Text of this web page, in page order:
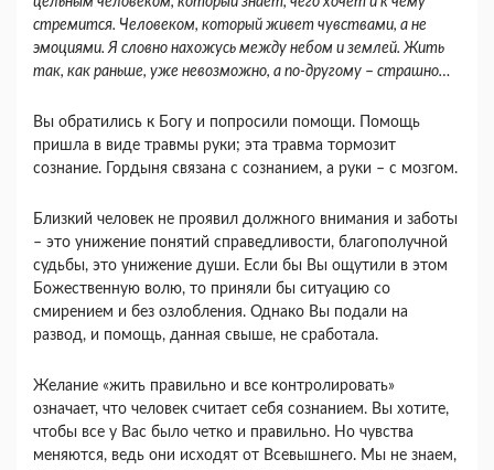
стремится. Человеком, который живет чувствами, а не
эмоциями. Я словно нахожусь между небом и землей. Жить
так, как раньше, уже невозможно, а по-другому – страшно…
Вы обратились к Богу и попросили помощи. Помощь
пришла в виде травмы руки; эта травма тормозит
сознание. Гордыня связана с сознанием, а руки – с мозгом.
Близкий человек не проявил должного внимания и заботы
– это унижение понятий справедливости, благополучной
судьбы, это унижение души. Если бы Вы ощутили в этом
Божественную волю, то приняли бы ситуацию со
смирением и без озлобления. Однако Вы подали на
развод, и помощь, данная свыше, не сработала.
Желание «жить правильно и все контролировать»
означает, что человек считает себя сознанием. Вы хотите,
чтобы все у Вас было четко и правильно. Но чувства
меняются, ведь они исходят от Всевышнего. Мы не знаем,